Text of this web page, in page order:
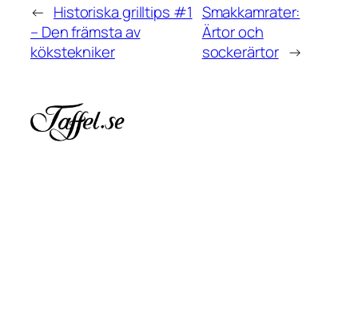
← Historiska grilltips #1
– Den främsta av
kökstekniker
Smakkamrater:
Ärtor och
sockerärtor →